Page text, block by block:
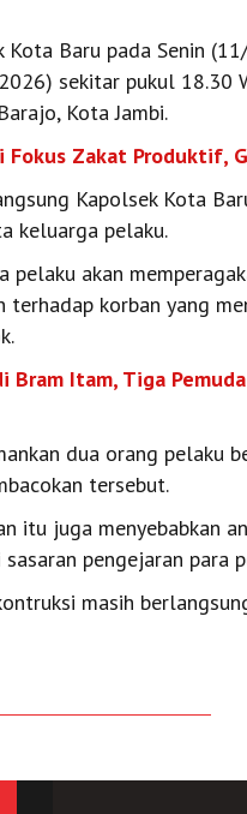
Baru pada Senin
sekitar pukul 18.30
Kota Jambi.
Fokus Zakat Produktif,
Kapolsek Kota
keluarga pelaku.
pelaku akan
terhadap korban yang
Bram Itam, Tiga
dua orang pelaku
tersebut.
itu juga menyebabkan
pengejaran para
masih